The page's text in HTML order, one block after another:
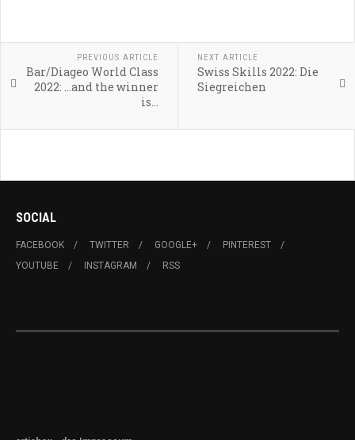
PREVIOUS ARTICLE
Bar/Diageo World Class
2022: ...and the winner
is...
NEXT ARTICLE
Swiss Skills 2022: Die
Siegreichen
SOCIAL
FACEBOOK TWITTER GOOGLE+
PINTEREST
YOUTUBE
INSTAGRAM RSS